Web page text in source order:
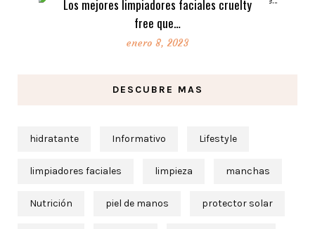
Los mejores limpiadores faciales cruelty
free que…
enero 8, 2023
DESCUBRE MAS
hidratante Informativo Lifestyle
limpiadores faciales limpieza manchas
Nutrición piel de manos protector solar